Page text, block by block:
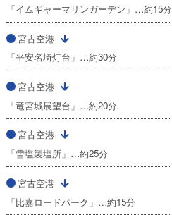
「イムギャーマリンガーデン」…約15分
宮古空港
「平安名埼灯台」…約30分
宮古空港
「竜宮城展望台」…約20分
宮古空港
「雪塩製塩所」…約25分
宮古空港
「比嘉ロードパーク」…約15分